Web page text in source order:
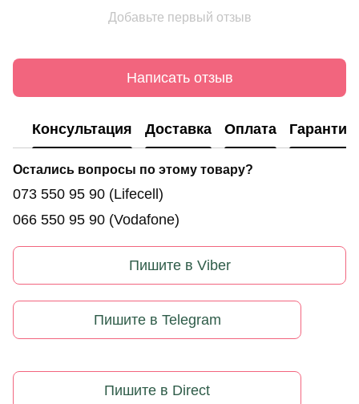
Добавьте первый отзыв
Написать отзыв
Консультация Доставка Оплата Гарантия
Остались вопросы по этому товару?
073 550 95 90 (Lifecell)
066 550 95 90 (Vodafone)
Пишите в Viber
Пишите в Telegram
Пишите в Direct